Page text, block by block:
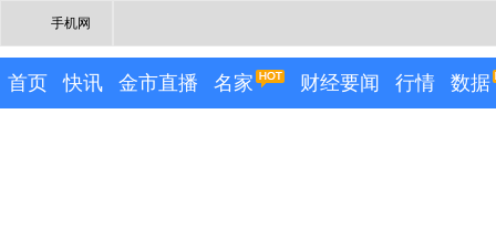
手机网
首页 快讯 金市直播 名家 财经要闻 行情 数据